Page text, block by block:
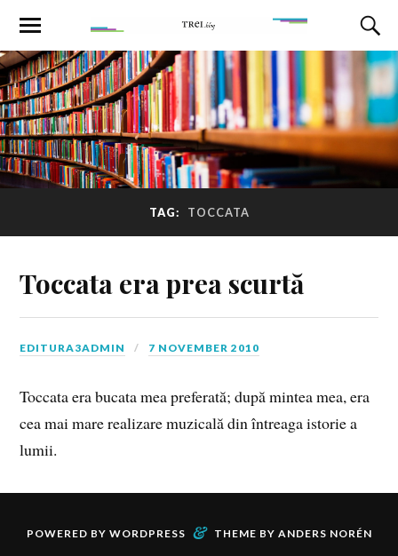
TAG: TOCCATA
Toccata era prea scurtă
EDITURA3ADMIN 7 NOVEMBER 2010
Toccata era bucata mea preferată; după mintea mea, era
cea mai mare realizare muzicală din întreaga istorie a
lumii.
POWERED BY WORDPRESS & THEME BY ANDERS NORÉN